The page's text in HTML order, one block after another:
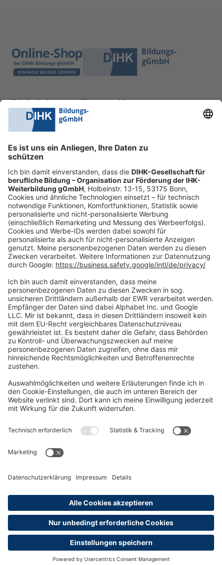
Telefonische Unterstützung und Beratung unter:
0228 6205 205
Fr.:
09:00-14:00 Uhr
shop@dihk-bildung.shop
Vertrag widerrufen
Zahlungsarten
Social Media
Oft Gesucht
Rund um die Prüfung
Datenschutzerklärung
Widerrufsrecht
Versandinformationen
Erklärung zur Barrierefreiheit
Abonnements hier kündigen
Cookie-Einstellungen
Alle Preise sind inkl. MwSt. und ggf. zzgl.Versandkosten